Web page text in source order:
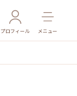
プロフィール メニュー